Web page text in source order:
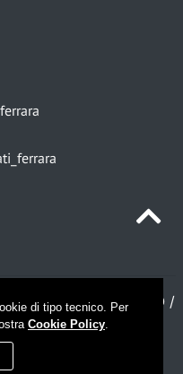
/MAPPA DEL SITO/
di tipo tecnico. Per
Cookie Policy.